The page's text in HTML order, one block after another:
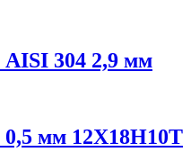
304 2,9 мм
мм 12Х18Н10Т